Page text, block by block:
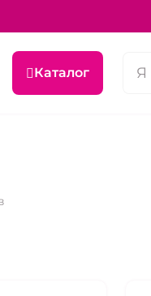
Каталог